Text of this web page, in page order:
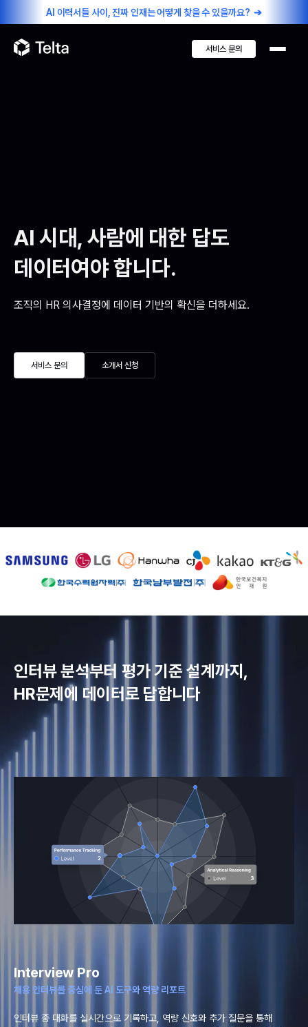
AI 이력서들 사이, 진짜 인재는 어떻게 찾을 수 있을까요?➔
서비스 문의
AI 시대, 사람에 대한 답도
데이터여야 합니다.
조직의 HR 의사결정에 데이터 기반의 확신을 더하세요.
서비스 문의 소개서 신청
인터뷰 분석부터 평가 기준 설계까지,
HR문제에 데이터로 답합니다
Interview Pro
채용 인터뷰를 중심에 둔 AI 도구와 역량 리포트
인터뷰 중 대화를 실시간으로 기록하고, 역량 신호와 추가 질문을 통해